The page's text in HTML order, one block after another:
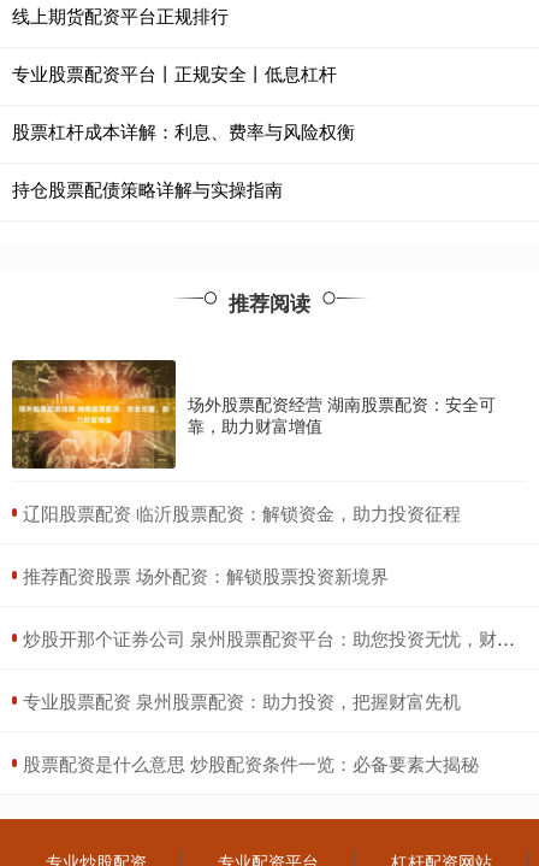
线上期货配资平台正规排行
专业股票配资平台丨正规安全丨低息杠杆
股票杠杆成本详解：利息、费率与风险权衡
持仓股票配债策略详解与实操指南
推荐阅读
场外股票配资经营 湖南股票配资：安全可
靠，助力财富增值
​辽阳股票配资 临沂股票配资：解锁资金，助力投资征程
​推荐配资股票 场外配资：解锁股票投资新境界
​炒股开那个证券公司 泉州股票配资平台：助您投资无忧，财富增值
​专业股票配资 泉州股票配资：助力投资，把握财富先机
​股票配资是什么意思 炒股配资条件一览：必备要素大揭秘